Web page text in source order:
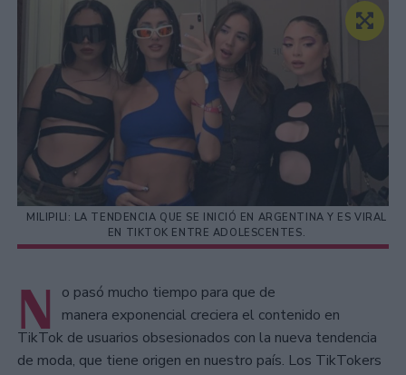
MILIPILI: LA TENDENCIA QUE SE INICIÓ EN ARGENTINA Y ES VIRAL
EN TIKTOK ENTRE ADOLESCENTES.
N
o pasó mucho tiempo para que de
manera exponencial creciera el contenido en
TikTok de usuarios obsesionados con la nueva tendencia
de moda, que tiene origen en nuestro país. Los TikTokers